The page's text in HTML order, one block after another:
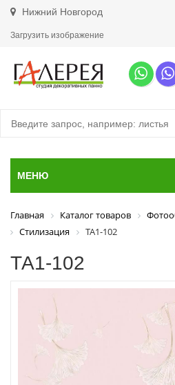
Нижний Новгород
Загрузить изображение
МЕНЮ
Главная Каталог товаров
Стилизация
ТА1-102
ТА1-102